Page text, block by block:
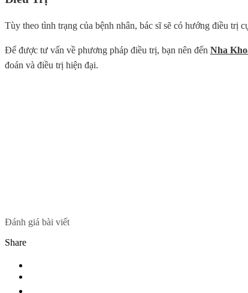
Tùy theo tình trạng của bệnh nhân, bác sĩ sẽ có hướng điều trị
Để được tư vấn về phương pháp điều trị, bạn nên đến Nha
đoán và điều trị hiện đại.
Đánh giá bài viết
Share